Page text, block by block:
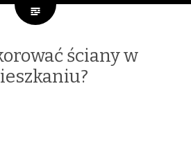
ściany w